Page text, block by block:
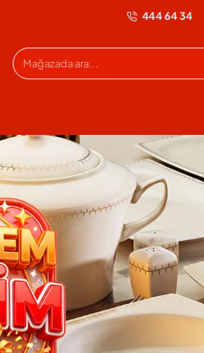
444 64 34
Mağazada
ara...